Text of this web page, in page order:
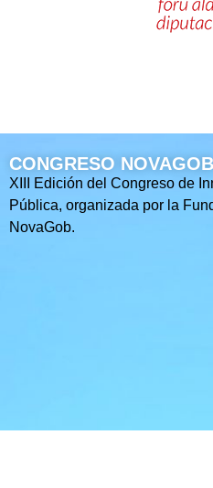
CONGRESO
XIII Edición del Congreso de
Pública, organizada por la
NovaGob.